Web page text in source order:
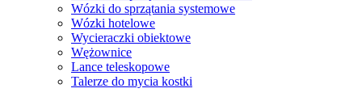
Wózki do sprzątania systemowe
Wózki hotelowe
Wycieraczki obiektowe
Wężownice
Lance teleskopowe
Talerze do mycia kostki